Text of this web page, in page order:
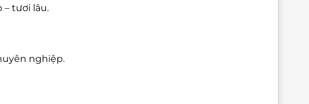
– tươi lâu.
nghiệp.